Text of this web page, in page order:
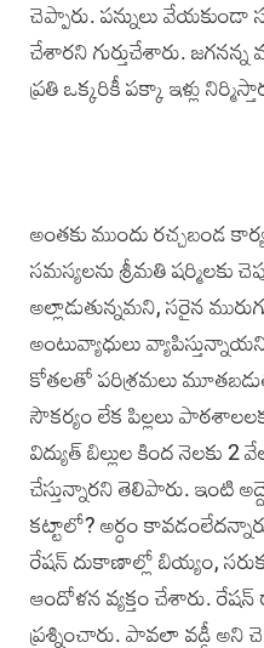
చెప్పారు. పన్నులు
చేశారని గుర్తుచేశారు.
ప్రతి ఒక్కరికీ పక్కా ఇళ్లు
అంతకు ముందు రచ్చబండ
సమస్యలను శ్రీమతి షర్మిలకు
అల్లాడుతున్నమని, సరైన
అంటువ్యాధులు
కోతలతో పరిశ్రమలు
సౌకర్యం లేక పిల్లలు
విద్యుత్ బిల్లుల కింద నెలకు
చేస్తున్నారని తెలిపారు. ఇంటి
కట్టా‌లో? అర్ధం
రేషన్‌ దుకాణాల్లో బియ్యం,
ఆందోళన వ్యక్తం చేశారు.
ప్రశ్నించారు. పావలా వడ్డీ అని